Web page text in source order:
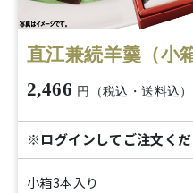
直江兼続羊羹（小
2,466 円（税込・送料込）
※ログインしてご注文くだ
小箱3本入り